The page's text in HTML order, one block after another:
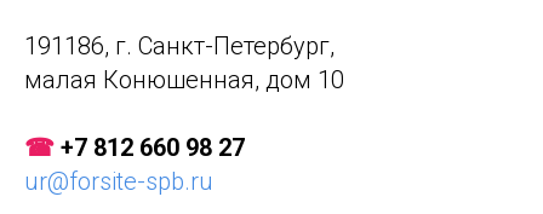
191186, г. Санкт-Петербург,
малая Конюшенная, дом 10
☎ +7 812 660 98 27
ur@forsite-spb.ru